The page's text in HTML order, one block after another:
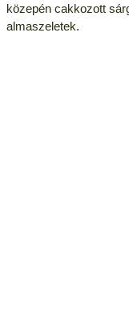
közepén cakkozott
almaszeletek.